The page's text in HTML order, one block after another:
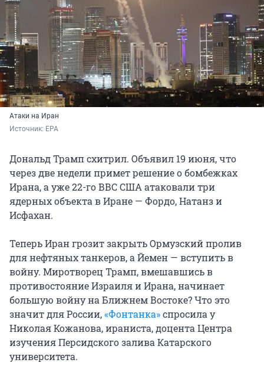
Атаки на Иран
Источник: EPA
Дональд Трамп схитрил. Объявил 19 июня, что
через две недели примет решение о бомбежках
Ирана, а уже 22-го ВВС США атаковали три
ядерных объекта в Иране — Фордо, Натанз и
Исфахан.
Теперь Иран грозит закрыть Ормузский пролив
для нефтяных танкеров, а Йемен — вступить в
войну. Миротворец Трамп, вмешавшись в
противостояние Израиля и Ирана, начинает
большую войну на Ближнем Востоке? Что это
значит для России,«Фонтанка»спросила у
Николая Кожанова, ираниста, доцента Центра
изучения Персидского залива Катарского
университета.